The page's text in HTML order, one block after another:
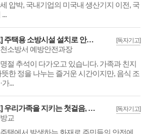
압박, 국내기업의 미국내 생산기지 이전, 국
[독자기고]
[독자기고] 주택용 소방시설 설치로 안전한 추석 명절을
소방서 예방안전과장
절 추석이 다가오고 있습니다. 가족과 친지
뜻한 정을 나누는 즐거운 시간이지만, 음식 조
가...
[독자기고]
[독자기고] 우리가족을 지키는 첫걸음, 방화문 닫기와 올바른 대피방법
교
택에서 발생하는 화재로 주민들의 안전에